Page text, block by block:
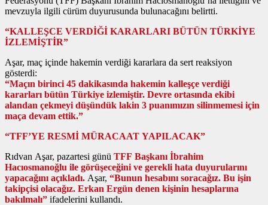
mevzuyla ilgili cürüm duyurusunda bulunacağını belirtti.
“KALLEŞCE VERDİĞİ KARARLARI BÜTÜN TÜRKİYE
İZLEMİŞTİR”
Aşar, maç içinde hakemin verdiği kararlara da sert reaksiyon
gösterdi:
“Maçın birinci 45 dakikasında hakemin kalleşçe verdiği
kararları bütün Türkiye izlemiştir. Devre ortasında ekibi
alandan çekmeyi düşündük lakin 3 puanımızın silinmemesi için
maça devam ettik.”
“TFF’YE RESMİ MÜRACAAT YAPILACAK”
Rıdvan Aşar, pazartesi günü TFF Başkanı İbrahim
Hacıosmanoğlu ile görüşeceğini ve gerekli hata duyurularını
yapacağını açıkladı. Aşar, “Bunun hesabını soracağız. Bu işin
takipçisi olacağız. Erkan Ergün denen kişinin hesaplarına
bakılmalı” ifadelerini kullandı.